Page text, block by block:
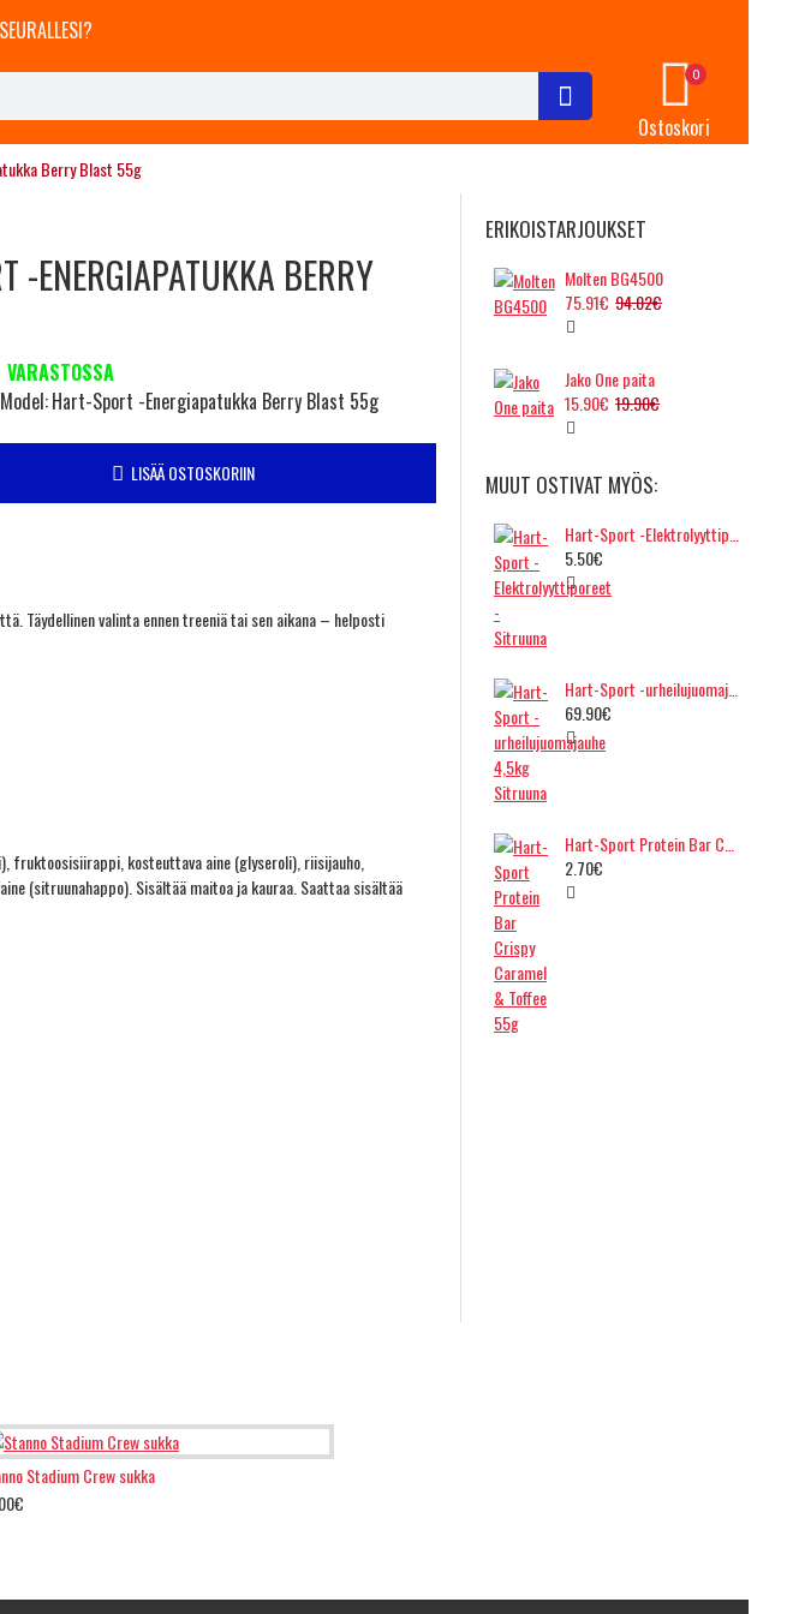
Ostoskori
0
Berry Blast 55g
-ENERGIAPATUKKA BERRY
VARASTOSSA
Model:Hart-Sport -Energiapatukka Berry Blast 55g
LISÄÄ OSTOSKORIIN
Täydellinen valinta ennen treeniä tai sen aikana – helposti
fruktoosisiirappi, kosteuttava aine (glyseroli), riisijauho,
(sitruunahappo). Sisältää maitoa ja kauraa. Saattaa sisältää
ERIKOISTARJOUKSET
Molten BG4500
75.91€ 94.02€
Jako One paita
15.90€ 19.90€
MUUT OSTIVAT MYÖS:
5.50€
69.90€
2.70€
Stadium Crew sukka